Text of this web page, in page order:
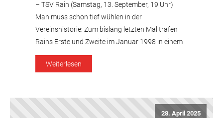
– TSV Rain (Samstag, 13. September, 19 Uhr)
Man muss schon tief wühlen in der
Vereinshistorie: Zum bislang letzten Mal trafen
Rains Erste und Zweite im Januar 1998 in einem
Punktspiel in der damaligen Bezirksliga Nord
(heute Bezirksoberliga) aufeinander – 9:4
Weiterlesen
28. April 2025